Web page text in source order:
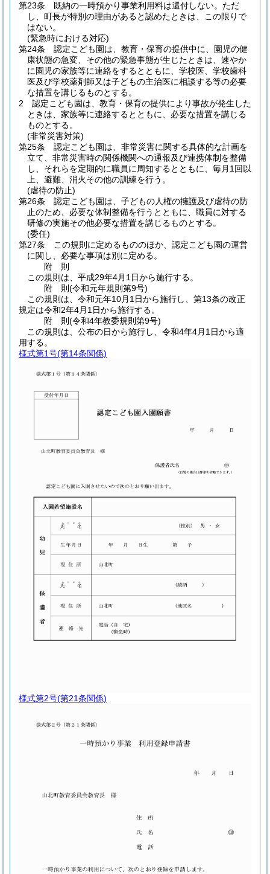
第23条
既納の一時預かり事業利用料は還付しない。 ただ
し、町長が特別の理由があると認めたときは、この限りで
はない。
(緊急時における対応)
第24条
認定こども園は、教育・保育の提供中に、園児の健
康状態の急変、その他の緊急事態が生じたときは、速やか
に園児の家族等に連絡をするとともに、学校医、学校歯科
医及び学校薬剤師又は子どもの主治医に相談する等の必要
な措置を講じるものとする。
2
認定こども園は、教育・保育の提供により事故が発生した
ときは、家族等に連絡するとともに、必要な措置を講じる
ものとする。
(非常災害対策)
第25条
認定こども園は、非常災害に関する具体的な計画を
立て、非常災害時の関係機関への通報及び連携体制を整備
し、それらを定期的に職員に周知するとともに、毎月1回以
上、避難、消火その他の訓練を行う。
(虐待の防止)
第26条
認定こども園は、子どもの人権の擁護及び虐待の防
止のため、必要な体制整備を行うとともに、職員に対する
研修の実施その他必要な措置を講じるものとする。
(委任)
第27条
この規則に定めるもののほか、認定こども園の運営
に関し、必要な事項は別に定める。
附 則
この規則は、平成29年4月1日から施行する。
附 則(令和元年規則第9号)
この規則は、令和元年10月1日から施行し、第13条の改正
規定は令和2年4月1日から施行する。
附 則(令和4年教委規則第9号)
この規則は、公布の日から施行し、令和4年4月1日から適
用する。
様式第1号(第14条関係)
様式第2号(第21条関係)